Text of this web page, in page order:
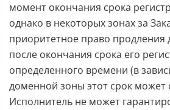
момент окончания срока
однако в некоторых зонах за
приоритетное право
после окончания срока его
определенного времени (в
доменной зоны этот срок может
Исполнитель не может